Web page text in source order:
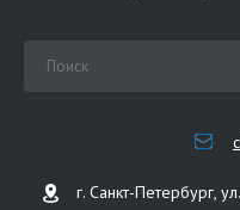
г. Санкт-Петербург,